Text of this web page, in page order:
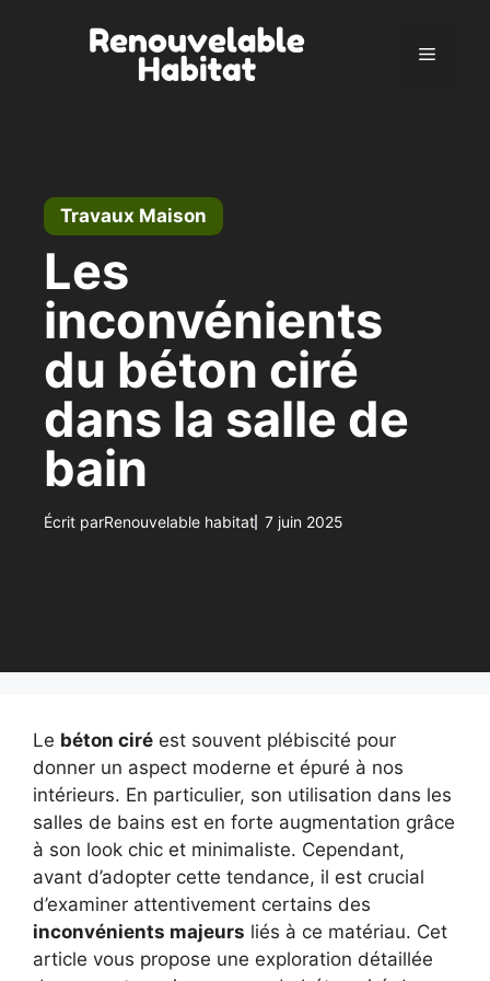
Menu
Travaux Maison
Les
inconvénients
du béton ciré
dans la salle de
bain
Écrit parRenouvelable habitat 7 juin 2025
Le béton ciré est souvent plébiscité pour
donner un aspect moderne et épuré à nos
intérieurs. En particulier, son utilisation dans les
salles de bains est en forte augmentation grâce
à son look chic et minimaliste. Cependant,
avant d’adopter cette tendance, il est crucial
d’examiner attentivement certains des
inconvénients majeurs liés à ce matériau. Cet
article vous propose une exploration détaillée